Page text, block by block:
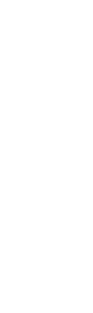
Zum Anfang der
Nitza Katz-
Manifestations,